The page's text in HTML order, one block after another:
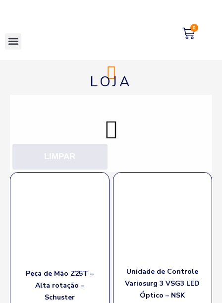
0
LOJA
LIMPAR
Peça de Mão Z25T –
Alta rotação –
Schuster
Unidade de Controle
Variosurg 3 VSG3 LED
Óptico – NSK